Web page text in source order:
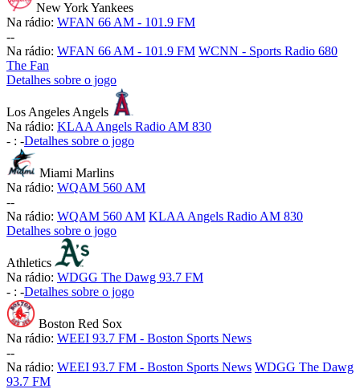
New York Yankees
Na rádio: WFAN 66 AM - 101.9 FM
--
Na rádio: WFAN 66 AM - 101.9 FM WCNN - Sports Radio 680
The Fan
Detalhes sobre o jogo
Los Angeles Angels
Na rádio: KLAA Angels Radio AM 830
- : -Detalhes sobre o jogo
Miami Marlins
Na rádio: WQAM 560 AM
--
Na rádio: WQAM 560 AM KLAA Angels Radio AM 830
Detalhes sobre o jogo
Athletics
Na rádio: WDGG The Dawg 93.7 FM
- : -Detalhes sobre o jogo
Boston Red Sox
Na rádio: WEEI 93.7 FM - Boston Sports News
--
Na rádio: WEEI 93.7 FM - Boston Sports News WDGG The Dawg
93.7 FM